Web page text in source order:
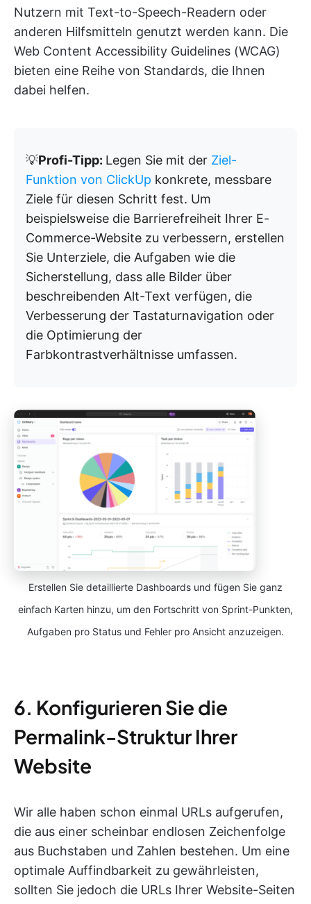
Nutzern mit Text-to-Speech-Readern oder
anderen Hilfsmitteln genutzt werden kann. Die
Web Content Accessibility Guidelines (WCAG)
bieten eine Reihe von Standards, die Ihnen
dabei helfen.
💡Profi-Tipp: Legen Sie mit der Ziel-
Funktion von ClickUp konkrete, messbare
Ziele für diesen Schritt fest. Um
beispielsweise die Barrierefreiheit Ihrer E-
Commerce-Website zu verbessern, erstellen
Sie Unterziele, die Aufgaben wie die
Sicherstellung, dass alle Bilder über
beschreibenden Alt-Text verfügen, die
Verbesserung der Tastaturnavigation oder
die Optimierung der
Farbkontrastverhältnisse umfassen.
Erstellen Sie detaillierte Dashboards und fügen Sie ganz
einfach Karten hinzu, um den Fortschritt von Sprint-Punkten,
Aufgaben pro Status und Fehler pro Ansicht anzuzeigen.
6. Konfigurieren Sie die
Permalink-Struktur Ihrer
Website
Wir alle haben schon einmal URLs aufgerufen,
die aus einer scheinbar endlosen Zeichenfolge
aus Buchstaben und Zahlen bestehen. Um eine
optimale Auffindbarkeit zu gewährleisten,
sollten Sie jedoch die URLs Ihrer Website-Seiten